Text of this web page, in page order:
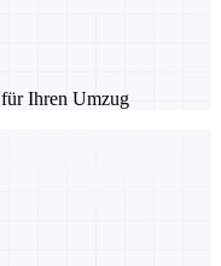
Ihren Umzug